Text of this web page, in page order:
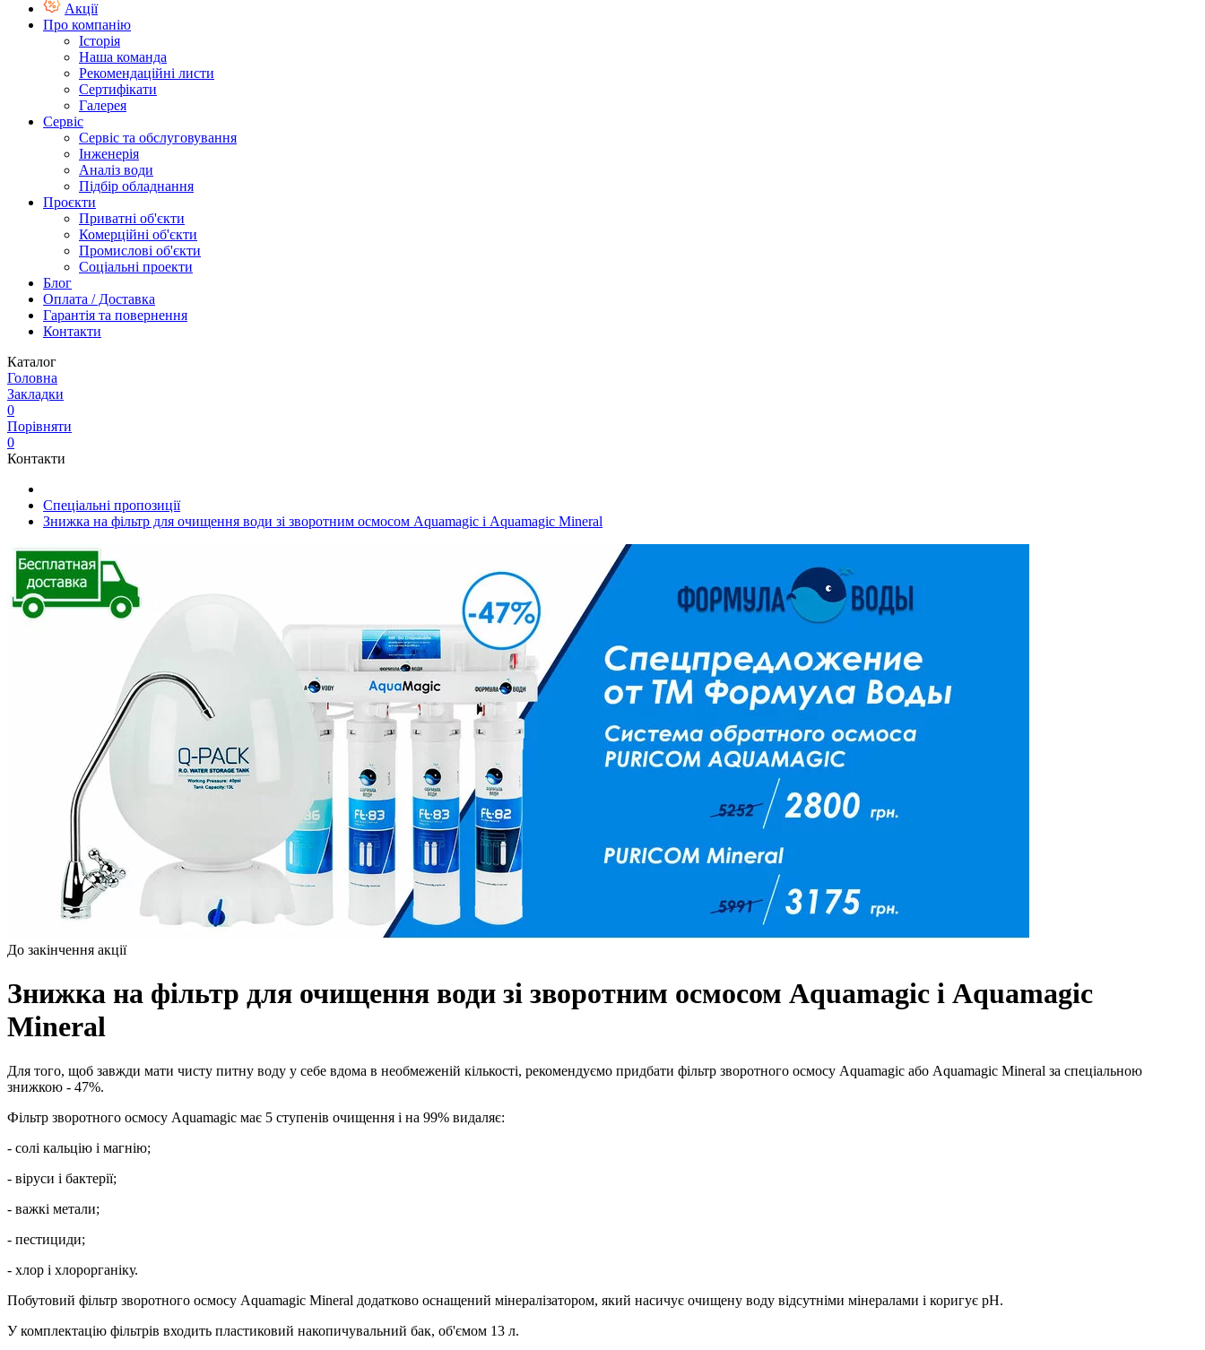
Акції
Про компанію
Історія
Наша команда
Рекомендаційні листи
Сертифікати
Галерея
Сервіс
Сервіс та обслуговування
Інженерія
Аналіз води
Підбір обладнання
Проєкти
Приватні об'єкти
Комерційні об'єкти
Промислові об'єкти
Соціальні проекти
Блог
Оплата / Доставка
Гарантія та повернення
Контакти
Каталог
Головна
Закладки
0
Порівняти
0
Контакти
Спеціальні пропозиції
Знижка на фільтр для очищення води зі зворотним осмосом Aquamagic і Aquamagic Mineral
До закінчення акції
Знижка на фільтр для очищення води зі зворотним осмосом Aquamagic і Aquamagic
Mineral
Для того, щоб завжди мати чисту питну воду у себе вдома в необмеженій кількості, рекомендуємо придбати фільтр зворотного осмосу Aquamagic або Aquamagic Mineral за спеціальною
знижкою - 47%.
Фільтр зворотного осмосу Aquamagic має 5 ступенів очищення і на 99% видаляє:
- солі кальцію і магнію;
- віруси і бактерії;
- важкі метали;
- пестициди;
- хлор і хлорорганіку.
Побутовий фільтр зворотного осмосу Aquamagic Mineral додатково оснащений мінералізатором, який насичує очищену воду відсутніми мінералами і коригує рН.
У комплектацію фільтрів входить пластиковий накопичувальний бак, об'ємом 13 л.